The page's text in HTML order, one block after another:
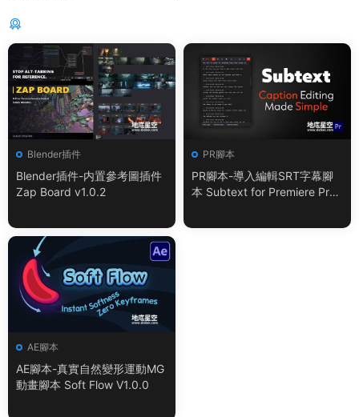
Blender插件
Blender插件-内置參考圖插件
Zap Board v1.0.2
PR腳本
PR腳本-導入編輯SRT字幕腳
本 Subtext for Premiere Pro
AE腳本
AE腳本-真實自然變形運動MG
動畫腳本 Soft Flow V1.0.0